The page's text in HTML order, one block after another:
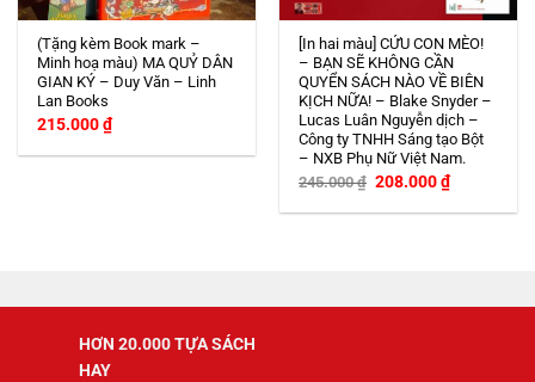
(Tặng kèm Book mark –
Minh hoạ màu) MA QUỶ DÂN
GIAN KÝ – Duy Văn – Linh
Lan Books
215.000₫
[In hai màu] CỨU CON MÈO!
– BẠN SẼ KHÔNG CẦN
QUYỂN SÁCH NÀO VỀ BIÊN
KỊCH NỮA! – Blake Snyder –
Lucas Luân Nguyễn dịch –
Công ty TNHH Sáng tạo Bột
– NXB Phụ Nữ Việt Nam.
245.000₫ Giá
gốc
là:
208.000₫Giá
hiện
tại
HƠN 20.000 TỰA SÁCH
HAY